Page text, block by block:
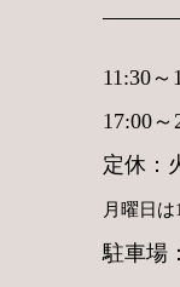
11:30
17:00
定休：
月曜日
駐車場